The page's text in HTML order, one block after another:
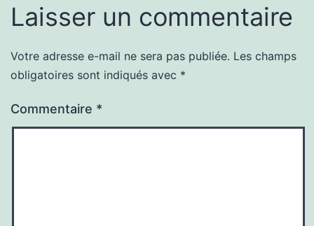
Laisser un commentaire
Votre adresse e-mail ne sera pas publiée. Les champs
obligatoires sont indiqués avec *
Commentaire *